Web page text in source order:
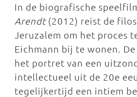
In de biografische
Arendt (2012) reist de
Jeruzalem om het proces
Eichmann bij te wonen.
het portret van een
intellectueel uit de 20e
tegelijkertijd een intiem